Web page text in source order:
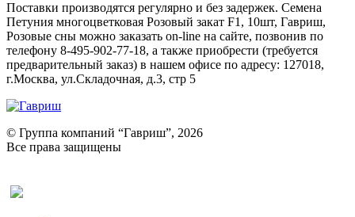
Поставки производятся регулярно и без задержек. Семена
Петуния многоцветковая Розовый закат F1, 10шт, Гавриш,
Розовые сны можно заказать on-line на сайте, позвонив по
телефону 8-495-902-77-18, а также приобрести (требуется
предварительный заказ) в нашем офисе по адресу: 127018,
г.Москва, ул.Складочная, д.3, стр 5
© Группа компаний “Гавриш”, 2026
Все права защищены